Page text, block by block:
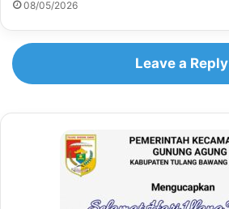
08/05/2026
Leave a Reply